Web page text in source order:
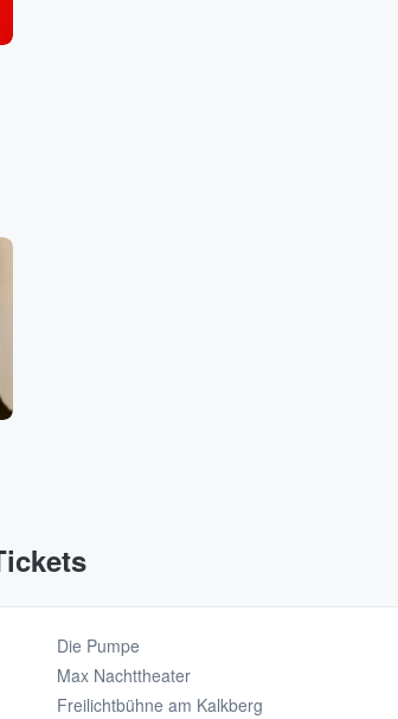
Die Pumpe
Max Nachttheater
Freilichtbühne am Kalkberg